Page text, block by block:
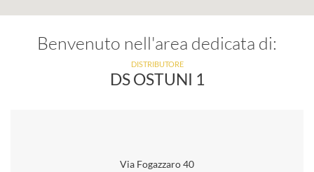
Benvenuto nell'area dedicata di:
DISTRIBUTORE
DS OSTUNI 1
Via Fogazzaro 40